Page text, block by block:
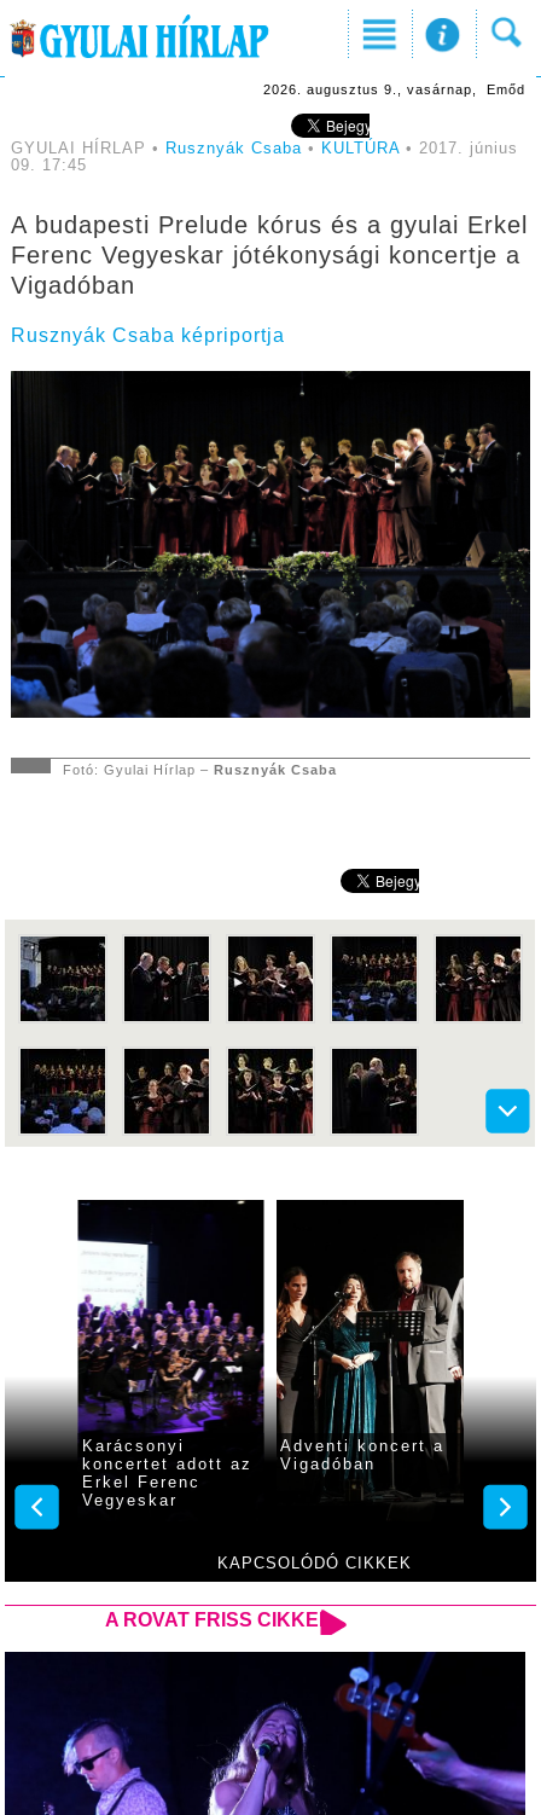
2026. augusztus 9., vasárnap, Emőd
GYULAI HÍRLAP • Rusznyák Csaba• KULTÚRA• 2017. június
09. 17:45
A budapesti Prelude kórus és a gyulai Erkel
Ferenc Vegyeskar jótékonysági koncertje a
Vigadóban
Rusznyák Csaba képriportja
Fotó: Gyulai Hírlap – Rusznyák Csaba
KAPCSOLÓDÓ CIKKEK
Karácsonyi
koncertet adott az
Erkel Ferenc
Vegyeskar
Adventi koncert a
Vigadóban
király
A ROVAT FRISS CIKKEI